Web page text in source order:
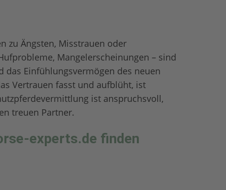
zu Ängsten, Misstrauen oder
Mangelerscheinungen – sind
das Einfühlungsvermögen des neuen
Vertrauen fasst und aufblüht, ist
ist anspruchsvoll,
treuen Partner.
experts.de finden